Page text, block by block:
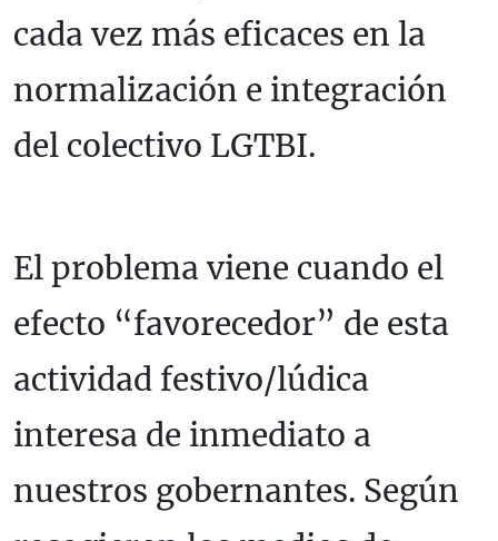
cada vez más eficaces en la
normalización e integración
del colectivo LGTBI.
El problema viene cuando el
efecto “favorecedor” de esta
actividad festivo/lúdica
interesa de inmediato a
nuestros gobernantes. Según